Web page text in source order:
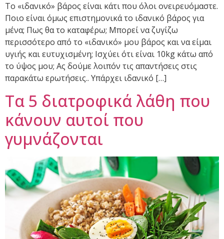
Το «ιδανικό» βάρος είναι κάτι που όλοι ονειρευόμαστε.
Ποιο είναι όμως επιστημονικά το ιδανικό βάρος για
μένα; Πως θα το καταφέρω; Μπορεί να ζυγίζω
περισσότερο από το «ιδανικό» μου βάρος και να είμαι
υγιής και ευτυχισμένη; Ισχύει ότι είναι 10kg κάτω από
το ύψος μου; Ας δούμε λοιπόν τις απαντήσεις στις
παρακάτω ερωτήσεις.. Υπάρχει ιδανικό […]
Τα 5 διατροφικά λάθη που
κάνουν αυτοί που
γυμνάζονται